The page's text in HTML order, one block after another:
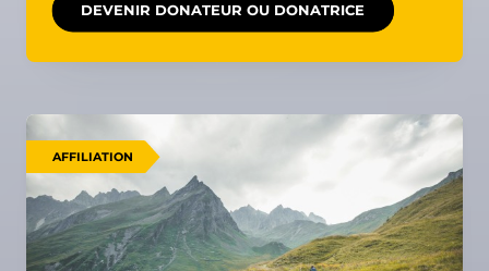
DEVENIR DONATEUR OU DONATRICE
AFFILIATION